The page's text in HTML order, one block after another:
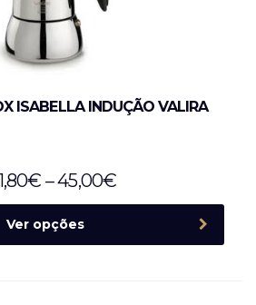
ISABELLA INDUÇÃO VALIRA
€ –45,00€
Ver opções